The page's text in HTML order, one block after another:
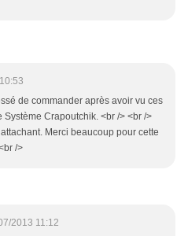
de commander après avoir vu ces
Système Crapoutchik. <br /> <br />
Merci beaucoup pour cette
/>
2013 11:12